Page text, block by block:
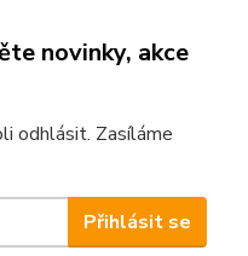
novinky, akce
odhlásit. Zasíláme
Přihlásit se